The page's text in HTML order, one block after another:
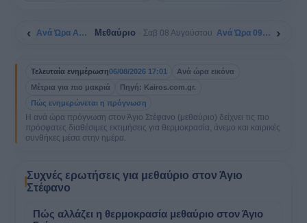
‹ Ανά Ώρα Αύριο Μεθαύριο Σαβ 08 Αυγούστου Ανά Ώρα 09/08 ›
Τελευταία ενημέρωση06/08/2026 17:01
Ανά ώρα εικόνα
Μέτρια για πιο μακριά
Πηγή: Kairos.com.gr.
Πώς ενημερώνεται η πρόγνωση
Η ανά ώρα πρόγνωση στον Άγιο Στέφανο (μεθαύριο) δείχνει τις πιο
πρόσφατες διαθέσιμες εκτιμήσεις για θερμοκρασία, άνεμο και καιρικές
συνθήκες μέσα στην ημέρα.
Συχνές ερωτήσεις για μεθαύριο στον Άγιο
Στέφανο
Πώς αλλάζει η θερμοκρασία μεθαύριο στον Άγιο